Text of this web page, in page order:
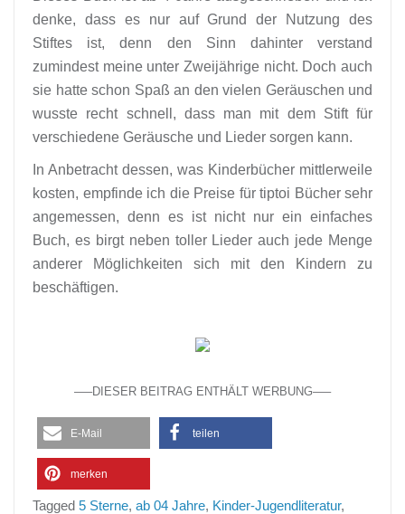
denke, dass es nur auf Grund der Nutzung des
Stiftes ist, denn den Sinn dahinter verstand
zumindest meine unter Zweijährige nicht. Doch auch
sie hatte schon Spaß an den vielen Geräuschen und
wusste recht schnell, dass man mit dem Stift für
verschiedene Geräusche und Lieder sorgen kann.
In Anbetracht dessen, was Kinderbücher mittlerweile
kosten, empfinde ich die Preise für tiptoi Bücher sehr
angemessen, denn es ist nicht nur ein einfaches
Buch, es birgt neben toller Lieder auch jede Menge
anderer Möglichkeiten sich mit den Kindern zu
beschäftigen.
—–DIESER BEITRAG ENTHÄLT WERBUNG—–
E-Mail teilen
merken
Tagged 5 Sterne, ab 04 Jahre, Kinder-Jugendliteratur,